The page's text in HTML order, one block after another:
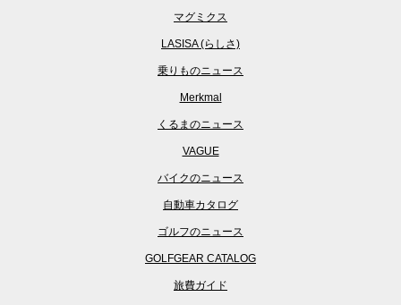
マグミクス
LASISA (らしさ)
乗りものニュース
Merkmal
くるまのニュース
VAGUE
バイクのニュース
自動車カタログ
ゴルフのニュース
GOLFGEAR CATALOG
旅費ガイド